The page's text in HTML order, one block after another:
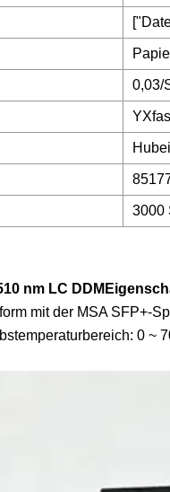
0,03/
3000
nm LC
mit der MSA SFP+-
0 ~